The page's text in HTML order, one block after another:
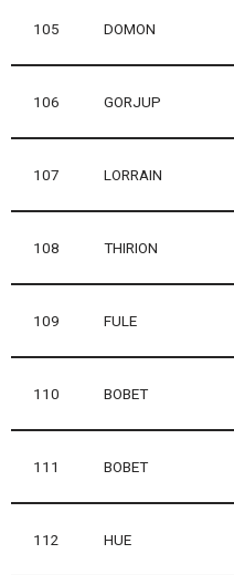
105 DOMON
106 GORJUP
107 LORRAIN
108 THIRION
109 FULE
110 BOBET
111 BOBET
112 HUE